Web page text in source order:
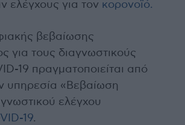
ελέγχους για τον κορονοϊό.
βεβαίωσης
για τους διαγνωστικούς
19 πραγματοποιείται από
υπηρεσία «Βεβαίωση
ελέγχου
19.